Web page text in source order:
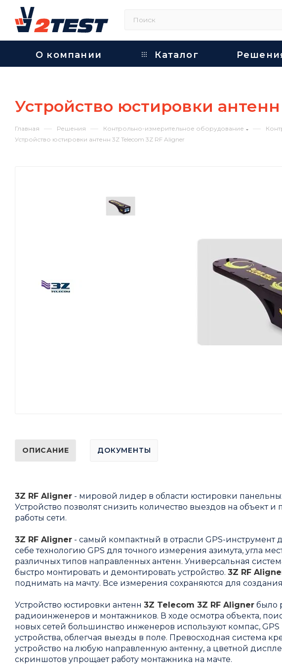
О компании Каталог
Устройство юстировки
Главная — Решения — Контрольно-измерительное оборудование —
Устройство юстировки антенн 3Z Telecom 3Z RF Aligner
ОПИСАНИЕ ДОКУМЕНТЫ
3Z RF Aligner - мировой лидер в области юстировки
Устройство позволят снизить количество выездов на объект
работы сети.
3Z RF Aligner - самый компактный в отрасли GPS-инструмент
себе технологию GPS для точного измерения азимута, угла
различных типов направленных антенн. Универсальная
быстро монтировать и демонтировать устройство. 3Z RF
поднимать на мачту. Все измерения сохраняются для
Устройство юстировки антенн 3Z Telecom 3Z RF Aligner было
радиоинженеров и монтажников. В ходе осмотра объекта,
новых сетей большинство инженеров используют компас,
устройства, облегчая выезды в поле. Превосходная система
устройство на любую направленную антенну, а цветной
скриншотов упрощает работу монтажника на мачте.